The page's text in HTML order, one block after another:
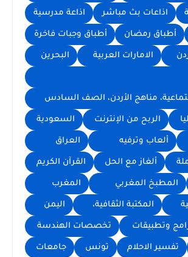
اذاعات بث مباشر اذاعة مدرسية
أطباق رمضان أطباق وجبات فاخرة
الامارات العربية البحرين
مناهج الأردن، الصف السادس
الربح من الإنترنت السعودية
ألعاب وترفيه العراق
ألغاز مع الحل القرآن الكريم
المطبخ المغربي المغرب
المكتبة الثقافية، اليمن
وتطبيقات تخصصات الهندسة
تفسير الاحلام تونس جامعات